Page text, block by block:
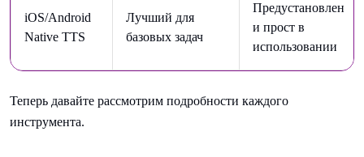
iOS/Android
Native TTS
Лучший для
базовых задач
Предустановлен
и прост в
использовании
Теперь давайте рассмотрим подробности каждого
инструмента.